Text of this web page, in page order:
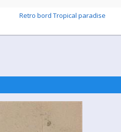
Retro bord Tropical paradise